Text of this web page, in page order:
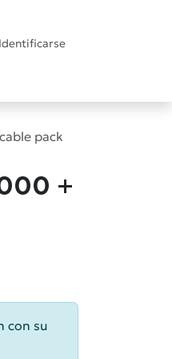
Identificarse
pack
+
con su